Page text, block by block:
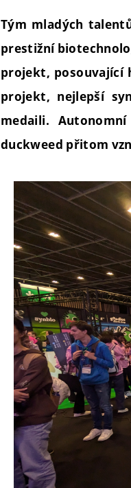
Tým mladých
prestižní
projekt, posouvající
projekt, nejlepší
medaili.
duckweed přitom